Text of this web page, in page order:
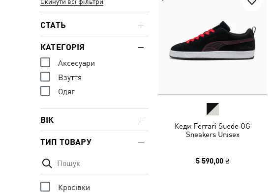
Кеди Ferrari Suede OG
Sneakers Unisex
5 590,00 ₴
СТАТЬ
КАТЕГОРІЯ
Аксесуари
Взуття
Одяг
ВІК
ТИП ТОВАРУ
Кросівки